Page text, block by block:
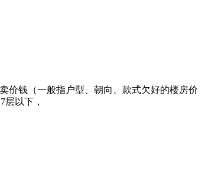
价钱（一般指户型、朝向、款式欠好的楼房价
以下，